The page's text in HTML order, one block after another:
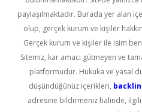
paylaşılmaktadır. Burada yer alan
olup, gerçek kurum ve kişiler
Gerçek kurum ve kişiler ile isim
Sitemiz, kar amacı gütmeyen ve
platformudur. Hukuka ve yasal
düşündüğünüz içerikleri,
adresine bildirmeniz halinde,